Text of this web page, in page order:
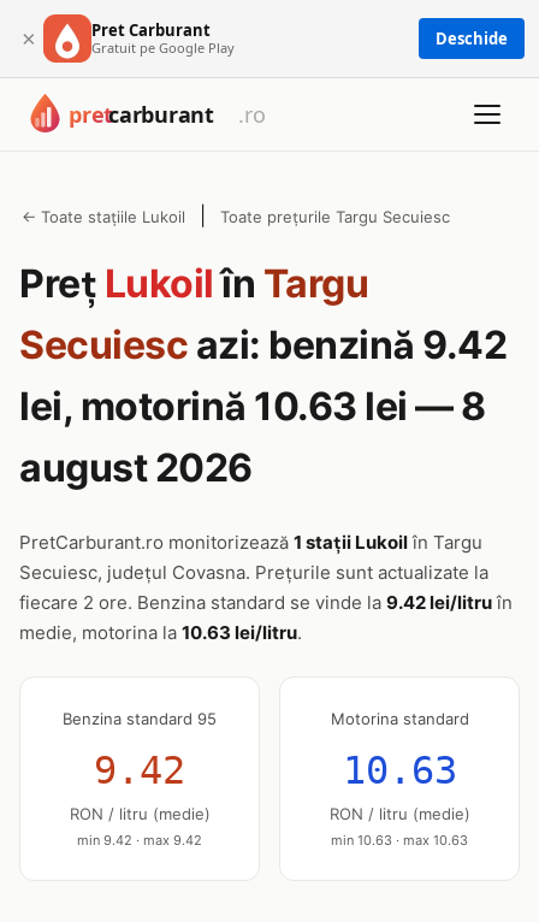
× Pret Carburant
Gratuit pe Google Play Deschide
← Toate stațiile Lukoil Toate prețurile Targu Secuiesc
Preț Lukoilîn Targu
Secuiesc azi: benzină 9.42
lei, motorină 10.63 lei — 8
august 2026
PretCarburant.ro monitorizează 1 stații Lukoilîn Targu
Secuiesc, județul Covasna. Prețurile sunt actualizate la
fiecare 2 ore. Benzina standard se vinde la 9.42 lei/litruîn
medie, motorina la 10.63 lei/litru.
Benzina standard 95
9.42
RON / litru (medie)
min 9.42 · max 9.42
Motorina standard
10.63
RON / litru (medie)
min 10.63 · max 10.63